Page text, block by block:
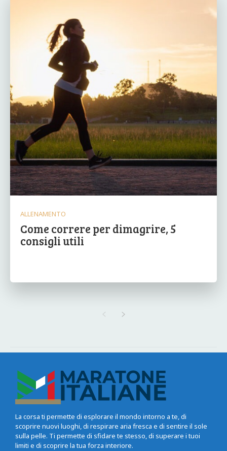
ALLENAMENTO
Come correre per dimagrire, 5
consigli utili
La corsa ti permette di esplorare il mondo intorno a te, di
scoprire nuovi luoghi, di respirare aria fresca e di sentire il sole
sulla pelle. Ti permette di sfidare te stesso, di superare i tuoi
limiti e di scoprire la tua forza interiore.